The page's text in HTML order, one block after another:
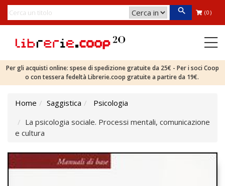
(0)
Per gli acquisti online: spese di spedizione gratuite da 25€ - Per i soci Coop
o con tessera fedeltà Librerie.coop gratuite a partire da 19€.
Home Saggistica
Psicologia
La psicologia sociale. Processi mentali, comunicazione
e cultura